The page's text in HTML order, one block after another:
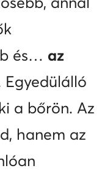
és… az
Egyedülálló
a bőrön. Az
hanem az